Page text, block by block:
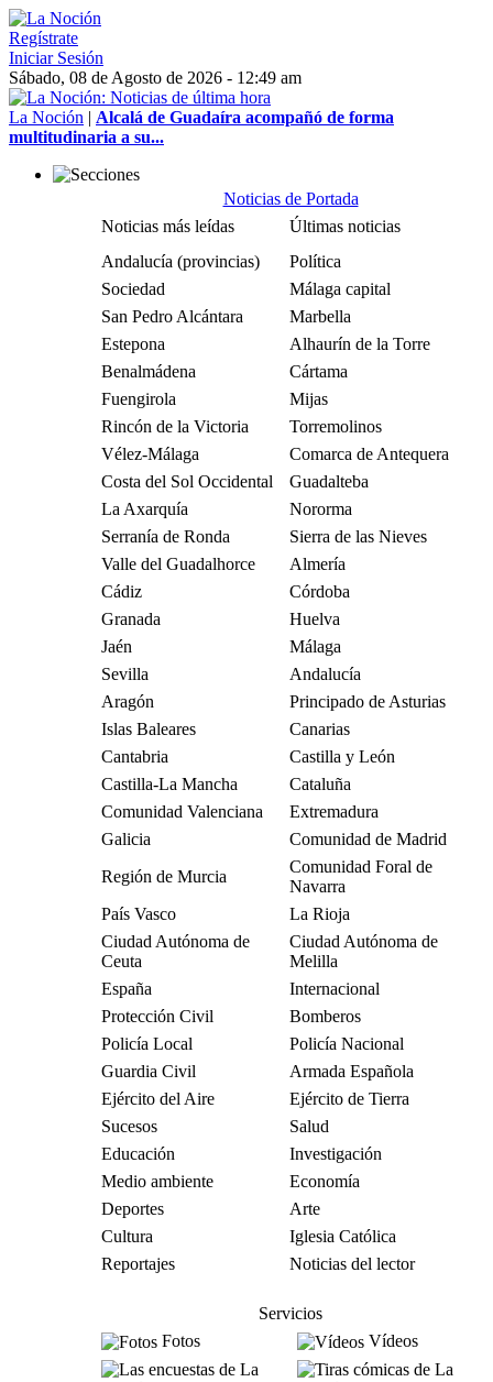
Regístrate
Iniciar Sesión
Sábado, 08 de Agosto de 2026 - 12:49 am
La Noción | Alcalá de Guadaíra acompañó de forma
multitudinaria a su...
Noticias de Portada
Noticias más leídas
Últimas noticias
Andalucía (provincias)
Política
Sociedad
Málaga capital
San Pedro Alcántara
Marbella
Estepona
Alhaurín de la Torre
Benalmádena
Cártama
Fuengirola
Mijas
Rincón de la Victoria
Torremolinos
Vélez-Málaga
Comarca de Antequera
Costa del Sol Occidental
Guadalteba
La Axarquía
Nororma
Serranía de Ronda
Sierra de las Nieves
Valle del Guadalhorce
Almería
Cádiz
Córdoba
Granada
Huelva
Jaén
Málaga
Sevilla
Andalucía
Aragón
Principado de Asturias
Islas Baleares
Canarias
Cantabria
Castilla y León
Castilla-La Mancha
Cataluña
Comunidad Valenciana
Extremadura
Galicia
Comunidad de Madrid
Región de Murcia
Comunidad Foral de
Navarra
País Vasco
La Rioja
Ciudad Autónoma de
Ceuta
Ciudad Autónoma de
Melilla
España
Internacional
Protección Civil
Bomberos
Policía Local
Policía Nacional
Guardia Civil
Armada Española
Ejército del Aire
Ejército de Tierra
Sucesos
Salud
Educación
Investigación
Medio ambiente
Economía
Deportes
Arte
Cultura
Iglesia Católica
Reportajes
Noticias del lector
Servicios
Fotos
Vídeos